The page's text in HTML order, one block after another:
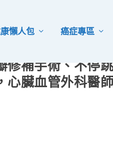
懶人包 癌症專區
修補手術、不停
心臟血管外科醫